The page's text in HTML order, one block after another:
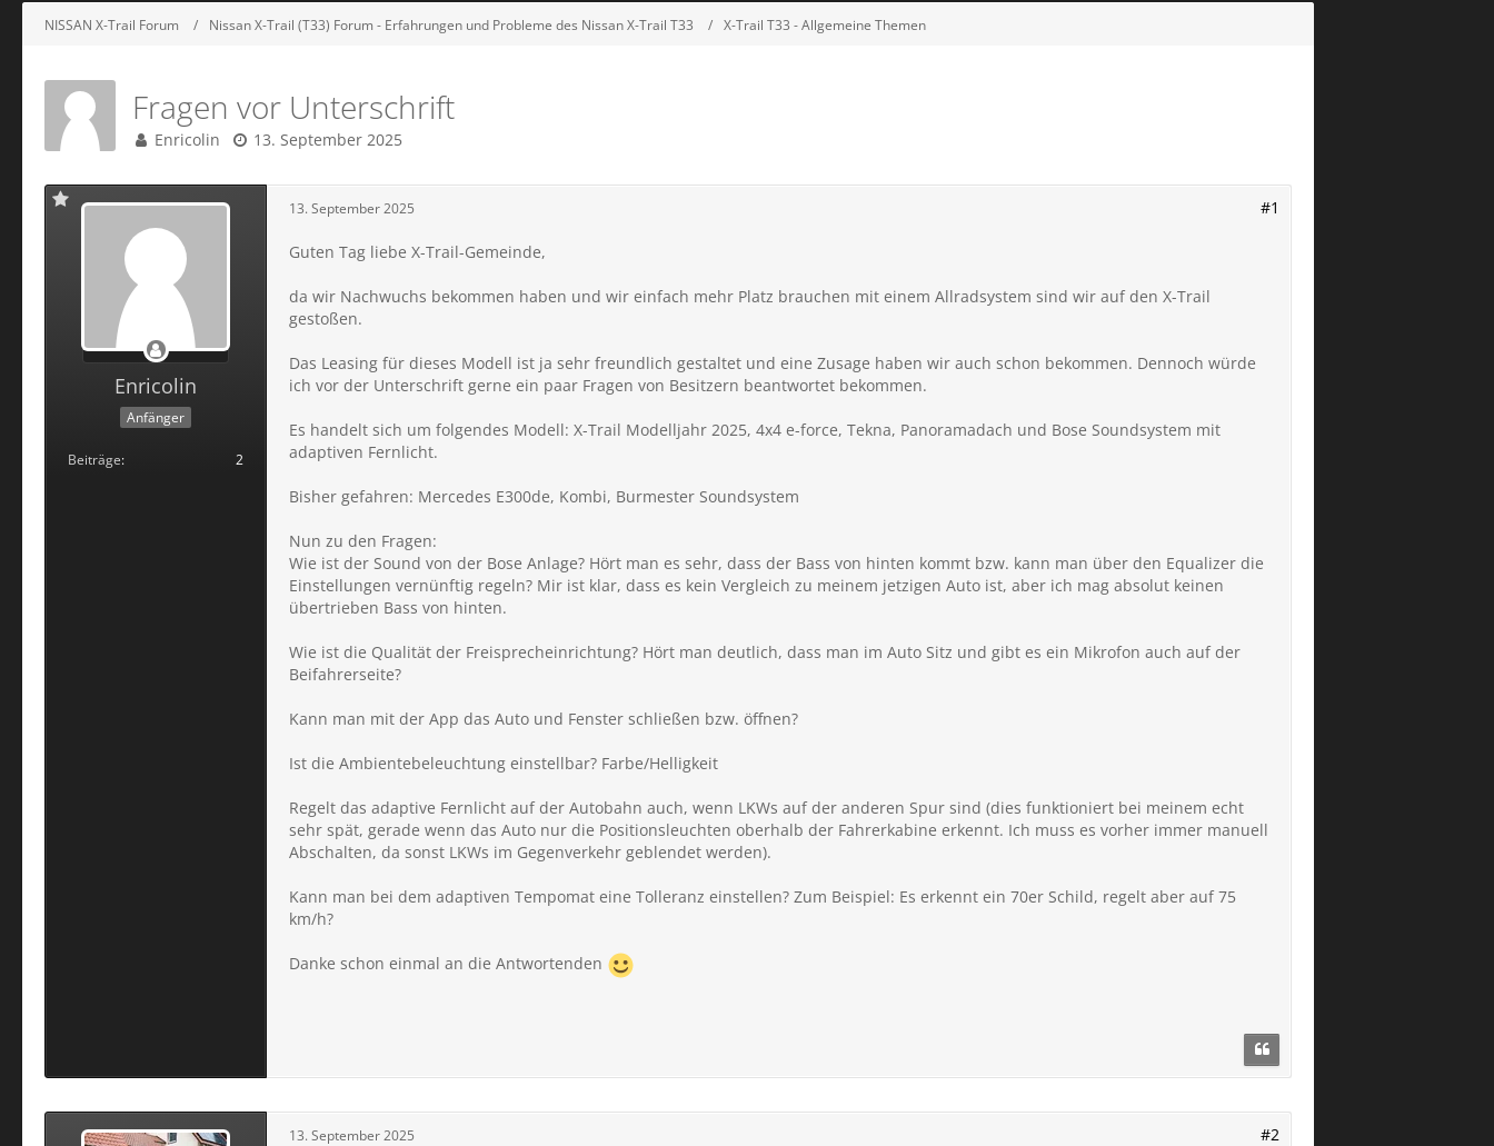
NISSAN X-Trail Forum Nissan X-Trail (T33) Forum - Erfahrungen und Probleme des Nissan X-Trail T33 X-Trail T33 - Allgemeine Themen
Fragen vor Unterschrift
Enricolin 13. September 2025
Enricolin
Anfänger
Beiträge 2
13. September 2025 #1
Guten Tag liebe X-Trail-Gemeinde,
da wir Nachwuchs bekommen haben und wir einfach mehr Platz brauchen mit einem Allradsystem sind wir auf den X-Trail
gestoßen.
Das Leasing für dieses Modell ist ja sehr freundlich gestaltet und eine Zusage haben wir auch schon bekommen. Dennoch würde
ich vor der Unterschrift gerne ein paar Fragen von Besitzern beantwortet bekommen.
Es handelt sich um folgendes Modell: X-Trail Modelljahr 2025, 4x4 e-force, Tekna, Panoramadach und Bose Soundsystem mit
adaptiven Fernlicht.
Bisher gefahren: Mercedes E300de, Kombi, Burmester Soundsystem
Nun zu den Fragen:
Wie ist der Sound von der Bose Anlage? Hört man es sehr, dass der Bass von hinten kommt bzw. kann man über den Equalizer die
Einstellungen vernünftig regeln? Mir ist klar, dass es kein Vergleich zu meinem jetzigen Auto ist, aber ich mag absolut keinen
übertrieben Bass von hinten.
Wie ist die Qualität der Freisprecheinrichtung? Hört man deutlich, dass man im Auto Sitz und gibt es ein Mikrofon auch auf der
Beifahrerseite?
Kann man mit der App das Auto und Fenster schließen bzw. öffnen?
Ist die Ambientebeleuchtung einstellbar? Farbe/Helligkeit
Regelt das adaptive Fernlicht auf der Autobahn auch, wenn LKWs auf der anderen Spur sind (dies funktioniert bei meinem echt
sehr spät, gerade wenn das Auto nur die Positionsleuchten oberhalb der Fahrerkabine erkennt. Ich muss es vorher immer manuell
Abschalten, da sonst LKWs im Gegenverkehr geblendet werden).
Kann man bei dem adaptiven Tempomat eine Tolleranz einstellen? Zum Beispiel: Es erkennt ein 70er Schild, regelt aber auf 75
km/h?
Danke schon einmal an die Antwortenden
13. September 2025 #2